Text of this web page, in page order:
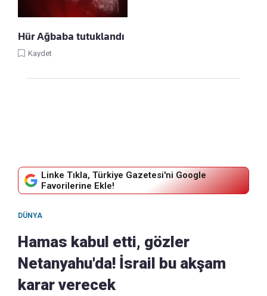
Hür Ağbaba tutuklandı
Kaydet
Linke Tıkla, Türkiye Gazetesi'ni Google
Favorilerine Ekle!
DÜNYA
Hamas kabul etti, gözler
Netanyahu'da! İsrail bu akşam
karar verecek